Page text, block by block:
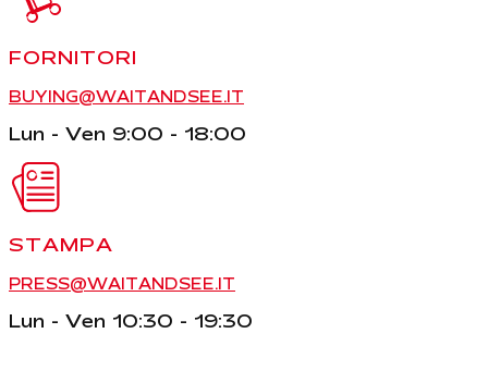
FORNITORI
BUYING@WAITANDSEE.IT
Lun - Ven 9:00 - 18:00
STAMPA
PRESS@WAITANDSEE.IT
Lun - Ven 10:30 - 19:30